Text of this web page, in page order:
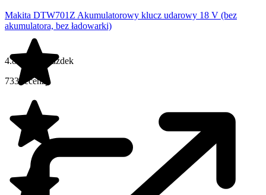
Makita DTW701Z Akumulatorowy klucz udarowy 18 V (bez
akumulatora, bez ładowarki)
4.8 na 5 gwiazdek
733 recenzji